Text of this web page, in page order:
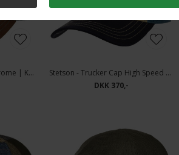
Stetson - Trucker Cap Chrome | Kasket Blue Brown
Stetson - Trucker Cap High Speed | Kasket Cream Navy
DKK 370,-